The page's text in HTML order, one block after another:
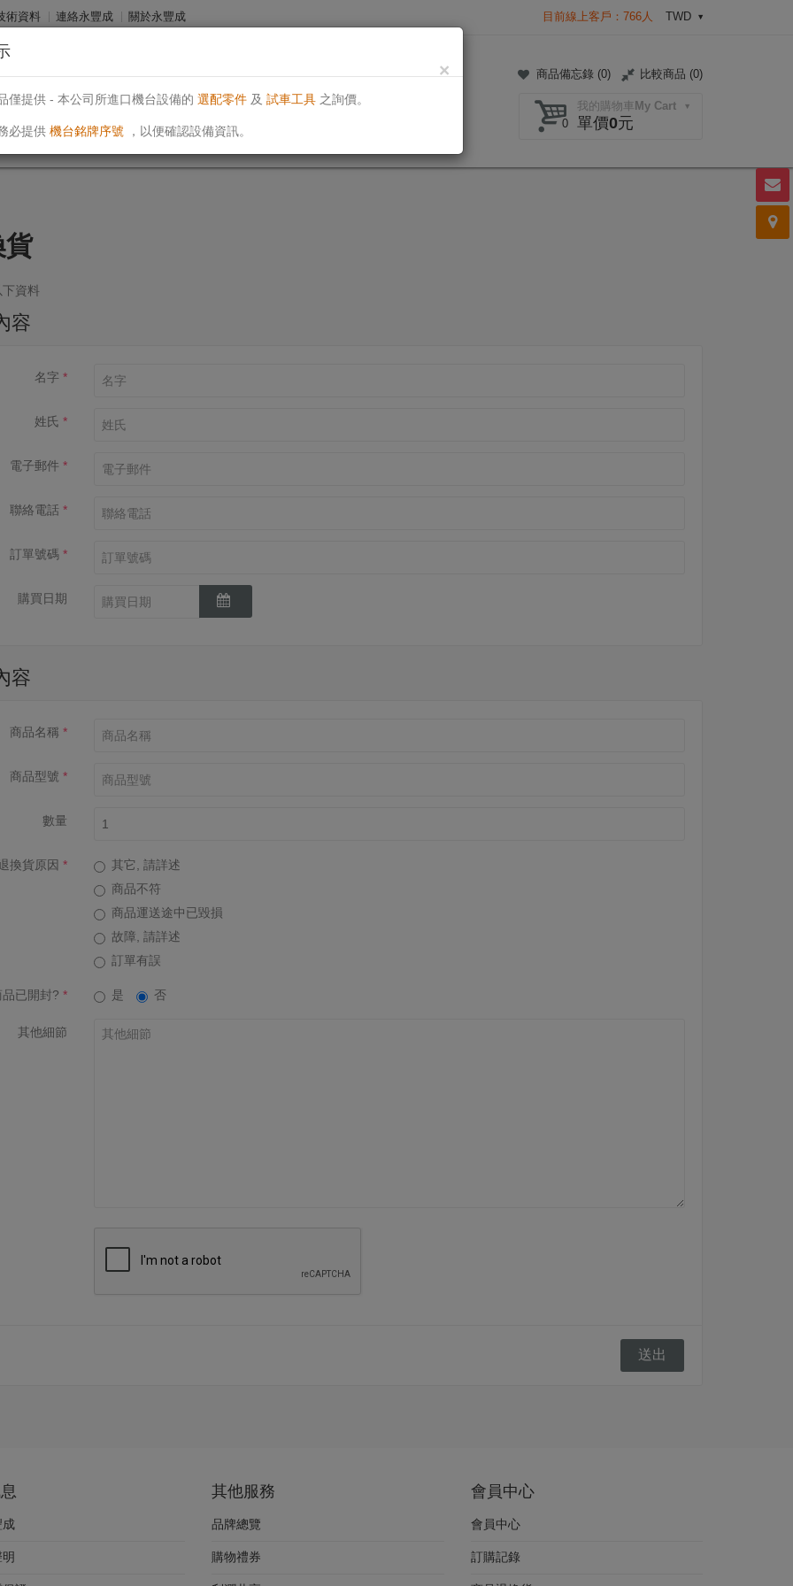
術資料 連絡永豐成 關於永豐成 目前線上客戶：766人 TWD
永豐成有限公司 商品備忘錄 (0) 比較商品 (0)
我的購物車My Cart
0
單價0元
貨
資料
容
名字
姓氏
電子郵件
聯絡電話
訂單號碼
購買日期
容
商品名稱
商品型號
數量
換貨原因
其它, 請詳述
商品不符
商品運送途中已毀損
故障, 請詳述
訂單有誤
品已開封? 是 否
其他細節
其他服務
品牌總覽
購物禮券
會員中心
會員中心
訂購記錄
×
僅提供 - 本公司所進口機台設備的 選配零件 及 試車工具 之詢價。
必提供 機台銘牌序號 ，以便確認設備資訊。